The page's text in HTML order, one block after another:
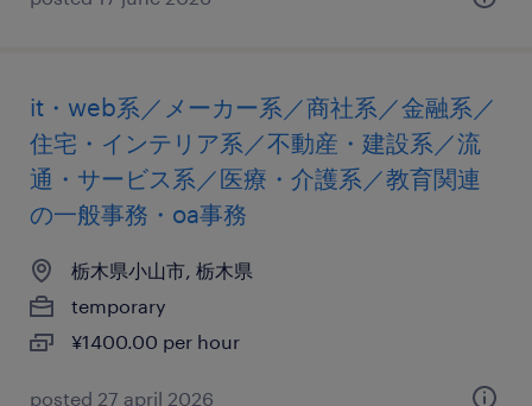
it・web系／メーカー系／商社系／金融系／
住宅・インテリア系／不動産・建設系／流
通・サービス系／医療・介護系／教育関連
の一般事務・oa事務
栃木県小山市, 栃木県
temporary
¥1400.00 per hour
posted 27 april 2026